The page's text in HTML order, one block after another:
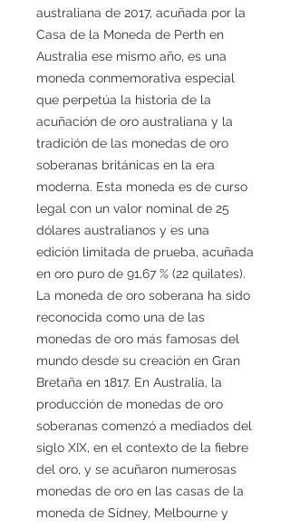
australiana de 2017, acuñada por la
Casa de la Moneda de Perth en
Australia ese mismo año, es una
moneda conmemorativa especial
que perpetúa la historia de la
acuñación de oro australiana y la
tradición de las monedas de oro
soberanas británicas en la era
moderna. Esta moneda es de curso
legal con un valor nominal de 25
dólares australianos y es una
edición limitada de prueba, acuñada
en oro puro de 91,67 % (22 quilates).
La moneda de oro soberana ha sido
reconocida como una de las
monedas de oro más famosas del
mundo desde su creación en Gran
Bretaña en 1817. En Australia, la
producción de monedas de oro
soberanas comenzó a mediados del
siglo XIX, en el contexto de la fiebre
del oro, y se acuñaron numerosas
monedas de oro en las casas de la
moneda de Sídney, Melbourne y